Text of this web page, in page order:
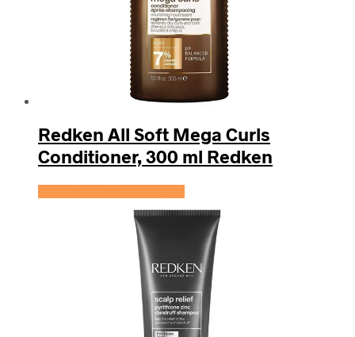
Redken All Soft Mega Curls
Conditioner, 300 ml Redken